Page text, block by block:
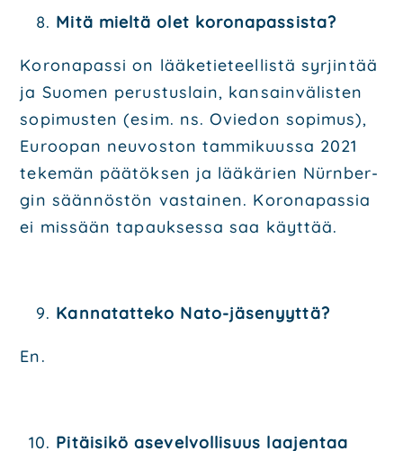
Mitä miel­tä olet koro­na­pas­sis­ta?
Koro­na­pas­si on lää­ke­tie­teel­lis­tä syr­jin­tää
ja Suo­men perus­tus­lain, kan­sain­vä­lis­ten
sopi­mus­ten (esim. ns. Ovie­don sopi­mus),
Euroo­pan neu­vos­ton tam­mi­kuus­sa 2021
teke­män pää­tök­sen ja lää­kä­rien Nürn­ber­
gin sään­nös­tön vas­tai­nen. Koro­na­pas­sia
ei mis­sään tapauk­ses­sa saa käyt­tää.
Kan­na­tat­te­ko Nato-jäse­nyyt­tä?
En.
Pitäi­si­kö ase­vel­vol­li­suus laa­jen­taa